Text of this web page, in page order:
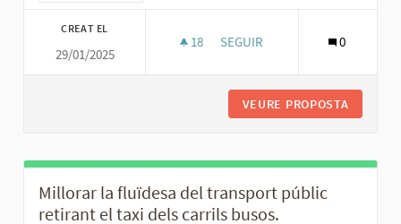
CREAT EL
29/01/2025
18 18 SEGUIDORES
SEGUIR 0
VEURE PROPOSTA
Millorar la fluïdesa del transport públic
retirant el taxi dels carrils busos.